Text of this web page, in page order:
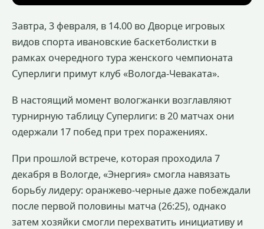
Завтра, 3 февраля, в 14.00 во Дворце игровых
видов спорта ивановские баскетболистки в
рамках очередного тура женского чемпионата
Суперлиги примут клуб «Вологда-Чеваката».
В настоящий момент вологжанки возглавляют
турнирную таблицу Суперлиги: в 20 матчах они
одержали 17 побед при трех поражениях.
При прошлой встрече, которая проходила 7
декабря в Вологде, «Энергия» смогла навязать
борьбу лидеру: оранжево-черные даже побеждали
после первой половины матча (26:25), однако
затем хозяйки смогли перехватить инициативу и